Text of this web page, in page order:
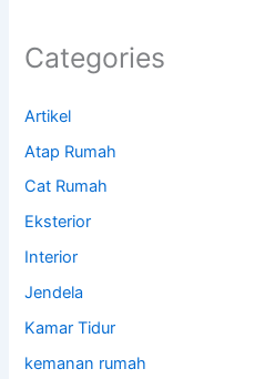
Categories
Artikel
Atap Rumah
Cat Rumah
Eksterior
Interior
Jendela
Kamar Tidur
kemanan rumah